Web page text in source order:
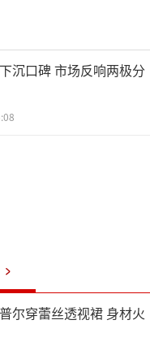
沉口碑 市场反响两极分
尔穿蕾丝透视裙 身材火